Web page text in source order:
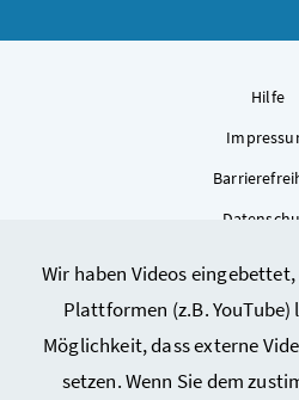
Wir haben Videos
Plattformen (z.B. YouTube)
Möglichkeit, dass externe
setzen. Wenn Sie dem
Hilfe
Sitemap
Cookie-